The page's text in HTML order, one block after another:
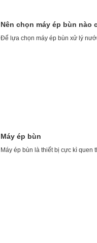
Nên chọn máy ép bùn
Để lựa chọn máy ép bùn xử lý
Máy ép bùn
Máy ép bùn là thiết bị cực kì quen